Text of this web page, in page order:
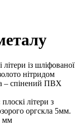
літери із шліфованої
нітридом
– спінений ПВХ
плоскі літери з
оргскла 5мм.
мм